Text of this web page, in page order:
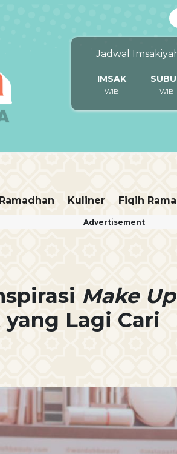
Jadwal
IMSAK
WIB WIB
Kuliner Fiqih
Advertisement
Make Up
Lagi Cari